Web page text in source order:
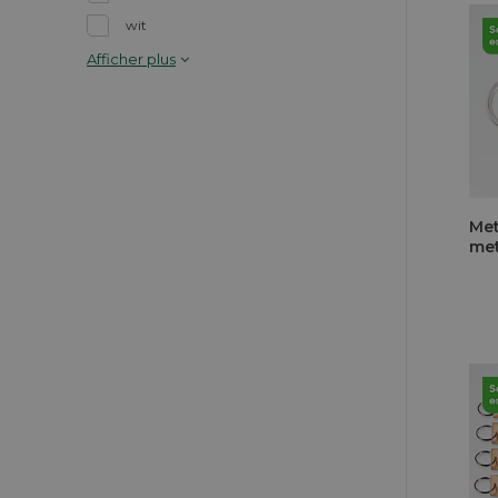
wit
Afficher plus